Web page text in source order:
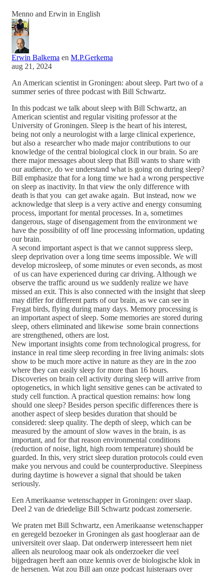
Menno and Erwin in English
Erwin Balkema en M.P.Gerkema
aug 21, 2024
An American scientist in Groningen: about sleep. Part two of a
summer series of three podcast with Bill Schwartz.
In this podcast we talk about sleep with Bill Schwartz, an
American scientist and regular visiting professor at the
University of Groningen. Sleep is the heart of his interest,
being not only a neurologist with a large clinical experience,
but also a researcher who made major contributions to our
knowledge of the central biological clock in our brain. So are
there major messages about sleep that Bill wants to share with
our audience, do we understand what is going on during sleep?
Bill emphasize that for a long time we had a wrong perspective
on sleep as inactivity. In that view the only difference with
death is that you can get awake again. But instead, now we
acknowledge that sleep is a very active and energy consuming
process, important for mental processes. In a, sometimes
dangerous, stage of disengagement from the environment we
have the possibility of off line processing information, updating
our brain.
A second important aspect is that we cannot suppress sleep,
sleep deprivation over a long time seems impossible. We will
develop microsleep, of some minutes or even seconds, as most
of us can have experienced during car driving. Although we
observe the traffic around us we suddenly realize we have
missed an exit. This is also connected with the insight that sleep
may differ for different parts of our brain, as we can see in
Fregat birds, flying during many days. Memory processing is
an important aspect of sleep. Some memories are stored during
sleep, others eliminated and likewise some brain connections
are strengthened, others are lost.
New important insights come from technological progress, for
instance in real time sleep recording in free living animals: slots
show to be much more active in nature as they are in the zoo
where they can easily sleep for more than 16 hours.
Discoveries on brain cell activity during sleep will arrive from
optogenetics, in which light sensitive genes can be activated to
study cell function. A practical question remains: how long
should one sleep? Besides person specific differences there is
another aspect of sleep besides duration that should be
considered: sleep quality. The depth of sleep, which can be
measured by the amount of slow waves in the brain, is as
important, and for that reason environmental conditions
(reduction of noise, light, high room temperature) should be
guarded. In this, very strict sleep duration protocols could even
make you nervous and could be counterproductive. Sleepiness
during daytime is however a signal that should be taken
seriously.
Een Amerikaanse wetenschapper in Groningen: over slaap.
Deel 2 van de driedelige Bill Schwartz podcast zomerserie.
We praten met Bill Schwartz, een Amerikaanse wetenschapper
en geregeld bezoeker in Groningen als gast hoogleraar aan de
universiteit over slaap. Dat onderwerp interesseert hem niet
alleen als neuroloog maar ook als onderzoeker die veel
bijgedragen heeft aan onze kennis over de biologische klok in
de hersenen. Wat zou Bill aan onze podcast luisteraars over